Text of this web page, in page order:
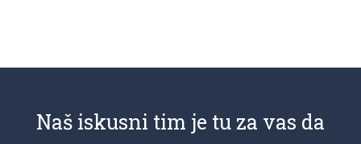
Naš iskusni tim je tu za vas da